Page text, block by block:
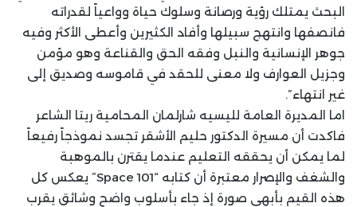
البحث يمتلك رؤية ورصانة وسلوك حياة وواعياً لقدراته
فانصفها وانتهج سبيلها وأفاد الكثيرين وأعطى الأكثر وفيه
جوهر الإنسانية والنبل وفقه الحق والقناعة وهو مؤمن
وجزيل العوارف ولا معنى للحقد في قاموسه وصديق إلى
غير انتهاء”.
اما المديرة العامة لليسيه شارلمان المحامية ريتا الشاعر
فاكدت أن مسيرة الدكتور حليم الأشقر تجسد نموذجاً رفيعاً
لما يمكن أن يحققه التعليم عندما يقترن بالموهبة
والشغف والإصرار معتبرة أن كتابه “Space 101” يعكس كل
هذه القيم بأبهى صورة إذ جاء بأسلوب واضح وشائق يقرب